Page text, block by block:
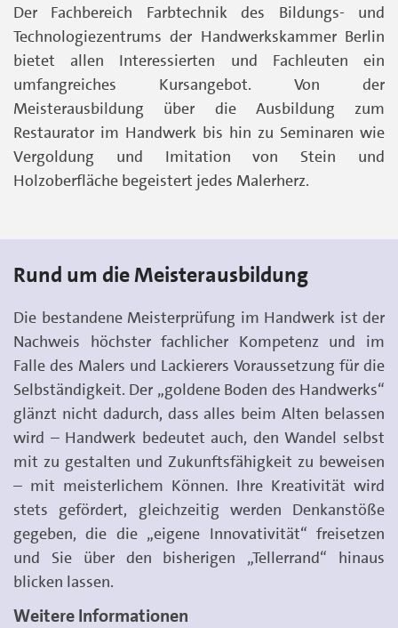
Der Fachbereich Farbtechnik des Bildungs- und
Technologiezentrums der Handwerkskammer Berlin
bietet allen Interessierten und Fachleuten ein
umfangreiches Kursangebot. Von der
Meisterausbildung über die Ausbildung zum
Restaurator im Handwerk bis hin zu Seminaren wie
Vergoldung und Imitation von Stein und
Holzoberfläche begeistert jedes Malerherz.
Rund um die Meisterausbildung
Die bestandene Meisterprüfung im Handwerk ist der
Nachweis höchster fachlicher Kompetenz und im
Falle des Malers und Lackierers Voraussetzung für die
Selbständigkeit. Der „goldene Boden des Handwerks“
glänzt nicht dadurch, dass alles beim Alten belassen
wird – Handwerk bedeutet auch, den Wandel selbst
mit zu gestalten und Zukunftsfähigkeit zu beweisen
– mit meisterlichem Können. Ihre Kreativität wird
stets gefördert, gleichzeitig werden Denkanstöße
gegeben, die die „eigene Innovativität“ freisetzen
und Sie über den bisherigen „Tellerrand“ hinaus
blicken lassen.
Weitere Informationen